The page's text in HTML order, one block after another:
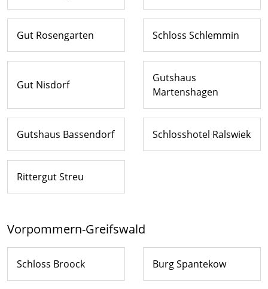
Gut Rosengarten Schloss Schlemmin
Gut Nisdorf
Gutshaus
Martenshagen
Gutshaus Bassendorf Schlosshotel Ralswiek
Rittergut Streu
Vorpommern-Greifswald
Schloss Broock Burg Spantekow